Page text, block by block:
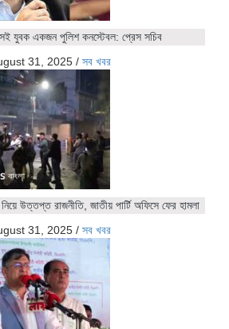
সেই যুবক একজন পুলিশ কনস্টেবল: প্রেস সচিব
31, 2025 / সব খবর
উত্তপ্ত রাজনীতি, জাতীয় পার্টি অফিসে ফের হামলা
31, 2025 / সব খবর